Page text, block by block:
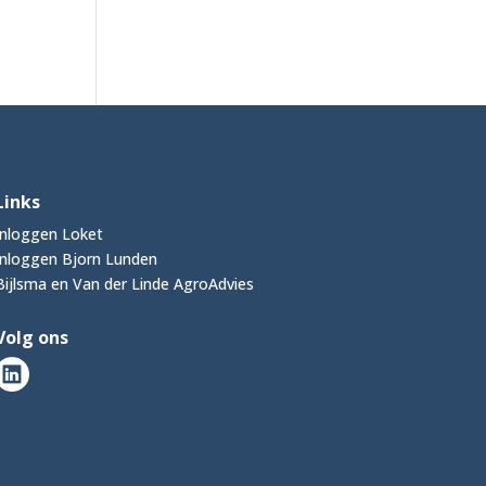
Loket
Bjorn Lunden
en Van der Linde AgroAdvies
ons